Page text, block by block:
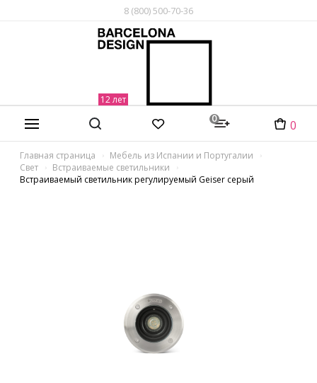
8 (800) 500-70-36
0 0
Главная страница
Мебель из Испании и Португалии
Свет
Встраиваемые светильники
Встраиваемый светильник регулируемый Geiser серый